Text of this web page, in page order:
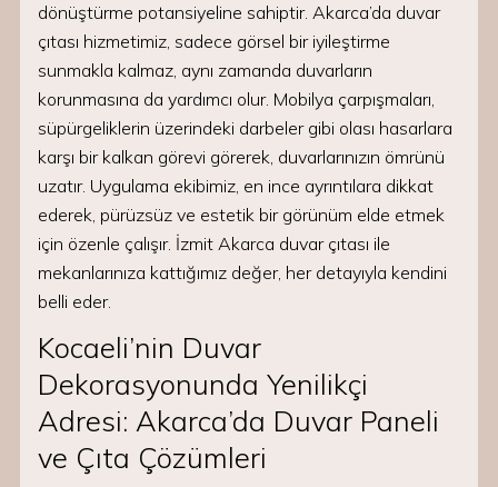
dönüştürme potansiyeline sahiptir. Akarca’da duvar
çıtası hizmetimiz, sadece görsel bir iyileştirme
sunmakla kalmaz, aynı zamanda duvarların
korunmasına da yardımcı olur. Mobilya çarpışmaları,
süpürgeliklerin üzerindeki darbeler gibi olası hasarlara
karşı bir kalkan görevi görerek, duvarlarınızın ömrünü
uzatır. Uygulama ekibimiz, en ince ayrıntılara dikkat
ederek, pürüzsüz ve estetik bir görünüm elde etmek
için özenle çalışır. İzmit Akarca duvar çıtası ile
mekanlarınıza kattığımız değer, her detayıyla kendini
belli eder.
Kocaeli’nin Duvar
Dekorasyonunda Yenilikçi
Adresi: Akarca’da Duvar Paneli
ve Çıta Çözümleri